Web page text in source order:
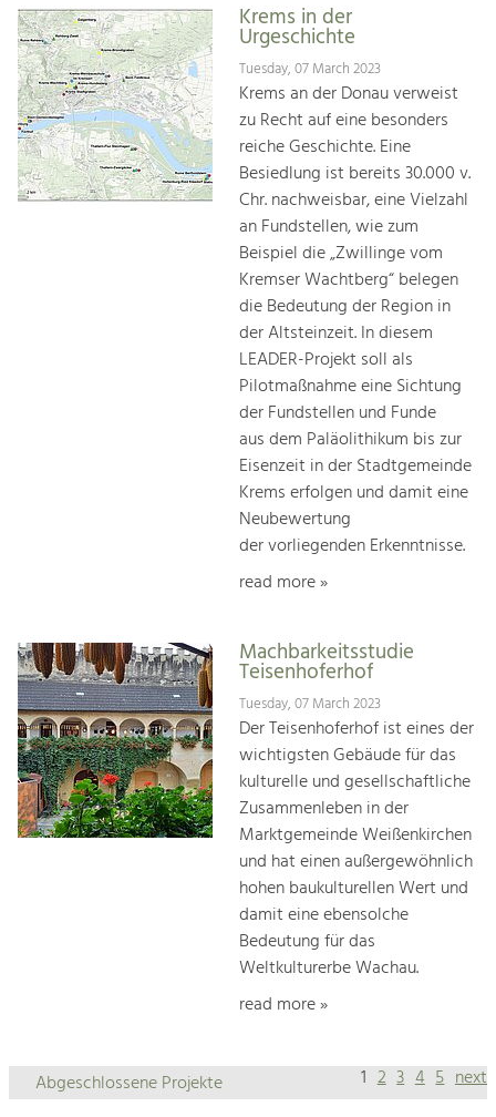
Krems in der
Urgeschichte
Tuesday, 07 March 2023
Krems an der Donau verweist
zu Recht auf eine besonders
reiche Geschichte. Eine
Besiedlung ist bereits 30.000 v.
Chr. nachweisbar, eine Vielzahl
an Fundstellen, wie zum
Beispiel die „Zwillinge vom
Kremser Wachtberg“ belegen
die Bedeutung der Region in
der Altsteinzeit. In diesem
LEADER-Projekt soll als
Pilotmaßnahme eine Sichtung
der Fundstellen und Funde
aus dem Paläolithikum bis zur
Eisenzeit in der Stadtgemeinde
Krems erfolgen und damit eine
Neubewertung
der vorliegenden Erkenntnisse.
read more »
Machbarkeitsstudie
Teisenhoferhof
Tuesday, 07 March 2023
Der Teisenhoferhof ist eines der
wichtigsten Gebäude für das
kulturelle und gesellschaftliche
Zusammenleben in der
Marktgemeinde Weißenkirchen
und hat einen außergewöhnlich
hohen baukulturellen Wert und
damit eine ebensolche
Bedeutung für das
Weltkulturerbe Wachau.
read more »
1 2 3 4 5 next
Abgeschlossene Projekte